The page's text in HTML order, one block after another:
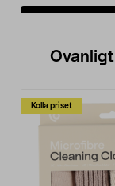
Kolla priset